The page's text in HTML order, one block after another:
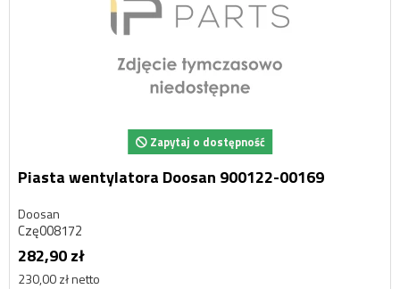
Zapytaj o dostępność
Piasta wentylatora Doosan 900122-00169
Doosan
Czę008172
282,90 zł
230,00 zł netto